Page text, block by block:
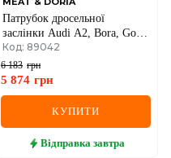
Патрубок дросельної
заслінки Audi A2, Bora, Golf
IV, V, Polo, Skoda Fabia I,
Octavia I, II 1.2/1.4
Код: 89042
6 183 грн
5 874 грн
КУПИТИ
Відправка завтра